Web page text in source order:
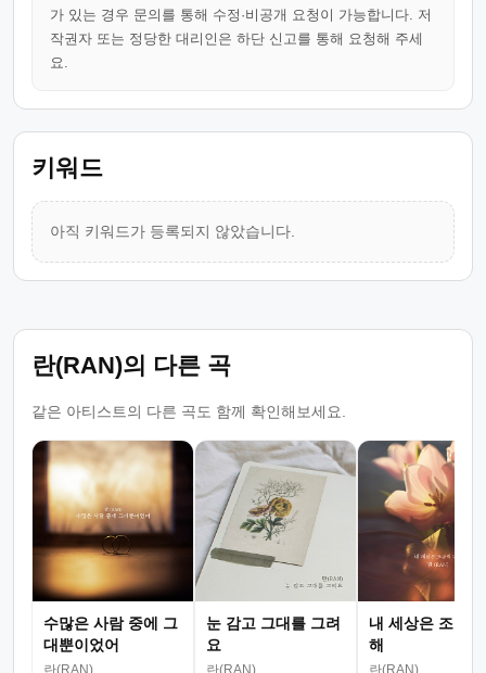
가 있는 경우 문의를 통해 수정·비공개 요청이 가능합니다. 저
작권자 또는 정당한 대리인은 하단 신고를 통해 요청해 주세
요.
키워드
아직 키워드가 등록되지 않았습니다.
란(RAN)의 다른 곡
같은 아티스트의 다른 곡도 함께 확인해보세요.
수많은 사람 중에 그
대뿐이었어
란(RAN)
눈 감고 그대를 그려
요
란(RAN)
내 세상은 조금
해
란(RAN)